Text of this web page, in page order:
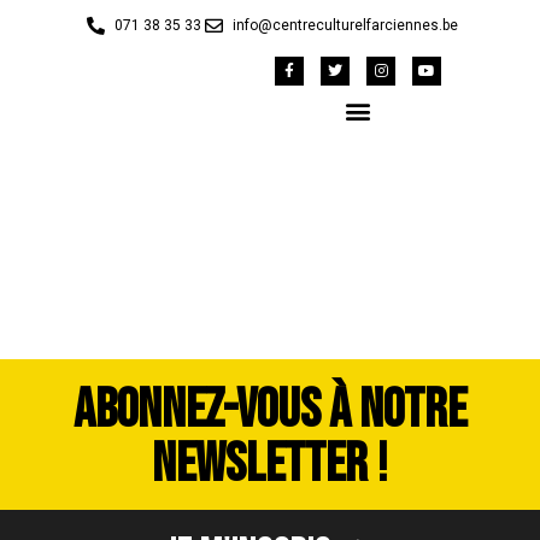
071 38 35 33 info@centreculturelfarciennes.be
ABONNEZ-VOUS À NOTRE
NEWSLETTER !